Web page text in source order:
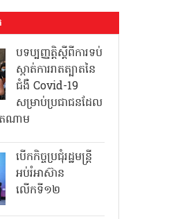
បទប្បញ្ញត្តិស្តីពីការទប់
ស្កាត់ការរាតត្បាតនៃ
ជំងឺ Covid-19
សម្រាប់ប្រជាជនដែល
ណាម
បើកកិច្ចប្រជុំរដ្ឋមន្ត្រី
អប់រំអាស៊ាន
លើកទី១២